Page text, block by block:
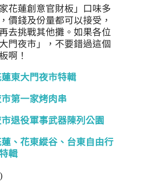
花蓮創意官財板」口味多
價錢及份量都可以接受，
去挑戰其他攤。如果各位
門夜市」，不要錯過這個
啊！
東大門夜市特輯
第一家烤肉串
退役軍事武器陳列公園
、 花東縱谷、台東自由行
輯